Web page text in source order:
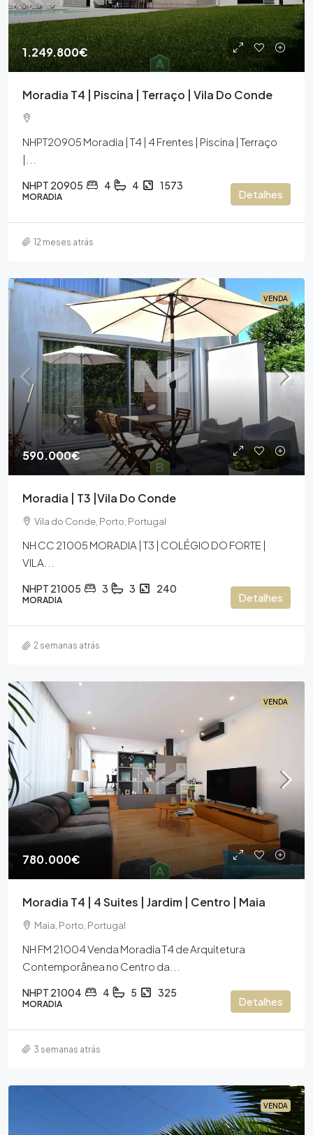
1.249.800€
Moradia T4 | Piscina | Terraço | Vila Do Conde
NHPT20905 Moradia | T4 | 4 Frentes | Piscina | Terraço
|...
NHPT 20905 4 4 1573
MORADIA Detalhes
12 meses atrás
VENDA
590.000€
Moradia | T3 |Vila Do Conde
Vila do Conde, Porto, Portugal
NH CC 21005 MORADIA | T3 | COLÉGIO DO FORTE |
VILA...
NHPT 21005 3 3 240
MORADIA Detalhes
2 semanas atrás
VENDA
780.000€
Moradia T4 | 4 Suites | Jardim | Centro | Maia
Maia, Porto, Portugal
NH FM 21004 Venda Moradia T4 de Arquitetura
Contemporânea no Centro da...
NHPT 21004 4 5 325
MORADIA Detalhes
3 semanas atrás
VENDA